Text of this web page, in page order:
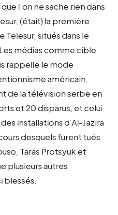
l’on ne sache rien dans
(était) la première
situés dans le
médias comme cible
rappelle le mode
américain,
de la télévision serbe en
et 20 disparus, et celui
installations d’Al-Jazira
desquels furent tués
Taras Protsyuk et
plusieurs autres
blessés.